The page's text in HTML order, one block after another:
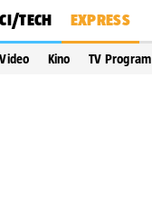
TECH EXPRESS
Video Kino TV Program